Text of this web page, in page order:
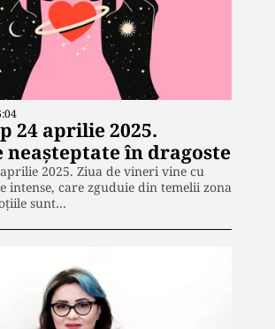
24 aprilie 2025.
neașteptate în dragoste
2025. Ziua de vineri vine cu
intense, care zguduie din temelii zona
sunt…